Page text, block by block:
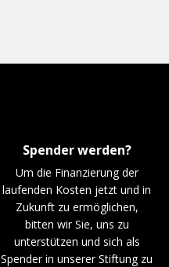
Spender werden?
Um die Finanzierung der
laufenden Kosten jetzt und in
Zukunft zu ermöglichen,
bitten wir Sie, uns zu
unterstützen und sich als
Spender in unserer Stiftung zu